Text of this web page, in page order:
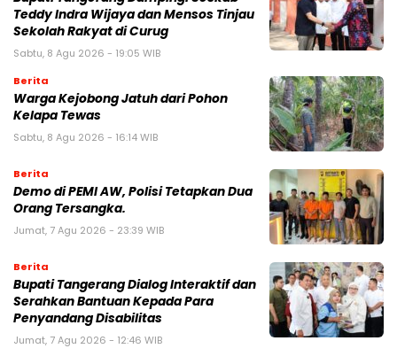
Teddy Indra Wijaya dan Mensos Tinjau
Sekolah Rakyat di Curug
Sabtu, 8 Agu 2026 - 19:05 WIB
Berita
Warga Kejobong Jatuh dari Pohon
Kelapa Tewas
Sabtu, 8 Agu 2026 - 16:14 WIB
Berita
Demo di PEMI AW, Polisi Tetapkan Dua
Orang Tersangka.
Jumat, 7 Agu 2026 - 23:39 WIB
Berita
Bupati Tangerang Dialog Interaktif dan
Serahkan Bantuan Kepada Para
Penyandang Disabilitas
Jumat, 7 Agu 2026 - 12:46 WIB